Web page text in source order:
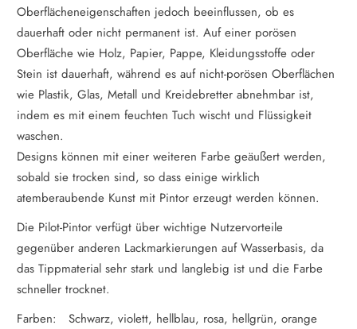
Oberflächeneigenschaften jedoch beeinflussen, ob es
dauerhaft oder nicht permanent ist. Auf einer porösen
Oberfläche wie Holz, Papier, Pappe, Kleidungsstoffe oder
Stein ist dauerhaft, während es auf nicht-porösen Oberflächen
wie Plastik, Glas, Metall und Kreidebretter abnehmbar ist,
indem es mit einem feuchten Tuch wischt und Flüssigkeit
waschen.
Designs können mit einer weiteren Farbe geäußert werden,
sobald sie trocken sind, so dass einige wirklich
atemberaubende Kunst mit Pintor erzeugt werden können.
Die Pilot-Pintor verfügt über wichtige Nutzervorteile
gegenüber anderen Lackmarkierungen auf Wasserbasis, da
das Tippmaterial sehr stark und langlebig ist und die Farbe
schneller trocknet.
Farben:
Schwarz, violett, hellblau, rosa, hellgrün, orange